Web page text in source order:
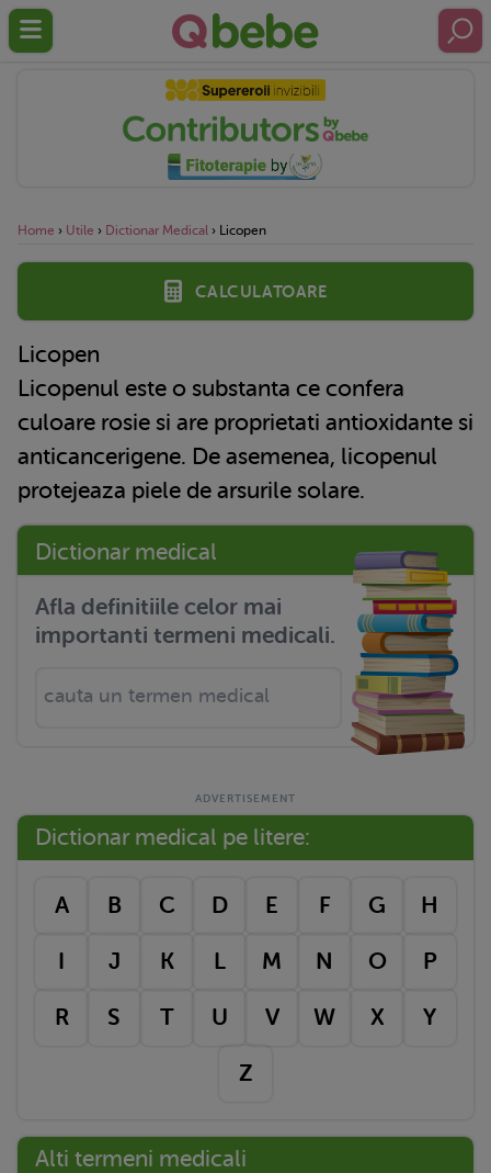
Home › Utile › Dictionar Medical › Licopen
Calculatoare
Licopen
Licopenul este o substanta ce confera
culoare rosie si are proprietati antioxidante si
anticancerigene. De asemenea, licopenul
protejeaza piele de arsurile solare.
Dictionar medical
Afla definitiile celor mai
importanti termeni medicali.
Dictionar medical pe litere:
A B C D E F G H
I J K L M N O P
R S T U V W X Y
Z
Alti termeni medicali